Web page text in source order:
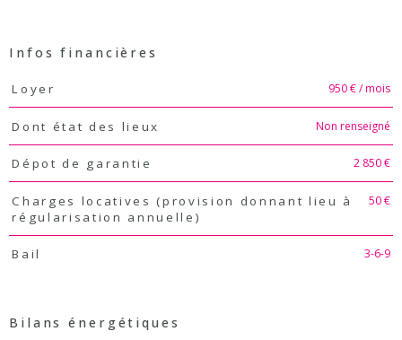
Infos financières
Caractéristiques
Loyer 950 € / mois
Dont état des lieux Non renseigné
Dépot de garantie 2 850 €
Charges locatives (provision donnant lieu à
régularisation annuelle)
50 €
Bail 3-6-9
Bilans énergétiques